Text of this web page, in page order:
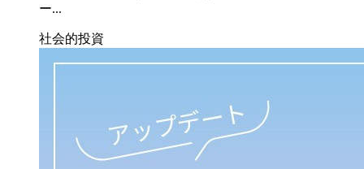
ー...
社会的投資